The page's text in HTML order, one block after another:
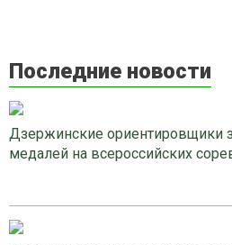
Последние новости
Дзержинские ориентировщики
медалей на всероссийских